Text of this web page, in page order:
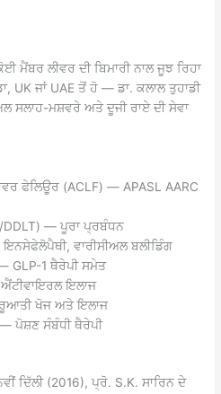
ਮੈਂਬਰ ਲੀਵਰ ਦੀ ਬਿਮਾਰੀ ਨਾਲ ਜੂਝ ਰਿਹਾ
UK ਜਾਂ UAE ਤੋਂ ਹੋ — ਡਾ. ਕਲਾਲ ਤੁਹਾਡੀ
ਮਸ਼ਵਰੇ ਅਤੇ ਦੂਜੀ ਰਾਏ ਦੀ ਸੇਵਾ
ਫੇਲਿਊਰ (ACLF) — APASL AARC
DDLT) — ਪੂਰਾ ਪ੍ਰਬੰਧਨ
ਵਾਰੀਸੀਅਲ ਬਲੀਡਿੰਗ
GLP-1 ਥੈਰੇਪੀ ਸਮੇਤ
ਇਲਾਜ
ਖੋਜ ਅਤੇ ਇਲਾਜ
ਪੋਸ਼ਣ ਸੰਬੰਧੀ ਥੈਰੇਪੀ
ਦਿੱਲੀ (2016), ਪ੍ਰੋ. S.K. ਸਾਰਿਨ ਦੇ